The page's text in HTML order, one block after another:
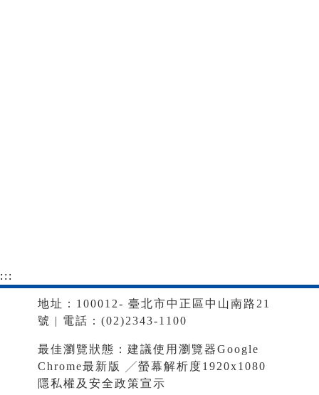
:::
地址：100012- 臺北市中正區中山南路21
號 | 電話：(02)2343-1100
最佳瀏覽狀態：建議使用瀏覽器Google
Chrome最新版 ╱螢幕解析度1920x1080
隱私權及安全政策宣示